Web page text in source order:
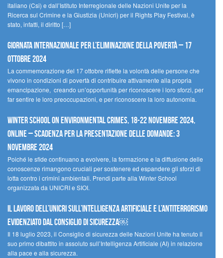
italiano (Csi) e dall’Istituto Interregionale delle Nazioni Unite per la
Ricerca sul Crimine e la Giustizia (Unicri) per il Rights Play Festival, è
stato, infatti, il diritto […]
Giornata internazionale per l’eliminazione della povertà – 17
ottobre 2024
La commemorazione del 17 ottobre riflette la volontà delle persone che
vivono in condizioni di povertà di contribuire attivamente alla propria
emancipazione, creando un’opportunità per riconoscere i loro sforzi, per
far sentire le loro preoccupazioni, e per riconoscere la loro autonomia.
Winter School on Environmental Crimes, 18-22 novembre 2024,
Online – Scadenza per la presentazione delle domande: 3
novembre 2024
Poiché le sfide continuano a evolvere, la formazione e la diffusione delle
conoscenze rimangono cruciali per sostenere ed espandere gli sforzi di
lotta contro i crimini ambientali. Prendi parte alla Winter School
organizzata da UNICRI e SIOI.
Il lavoro dell’UNICRI sull’intelligenza artificiale e l’antiterrorismo
evidenziato dal Consiglio di Sicurezza￼
Il 18 luglio 2023, il Consiglio di sicurezza delle Nazioni Unite ha tenuto il
suo primo dibattito in assoluto sull’Intelligenza Artificiale (AI) in relazione
alla pace e alla sicurezza.